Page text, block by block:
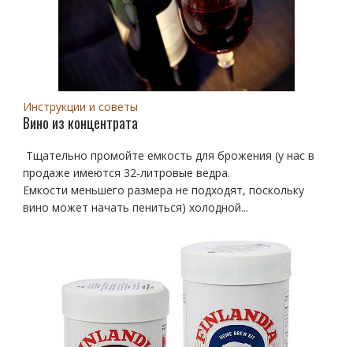
Инструкции и советы
Вино из концентрата
Тщательно промойте емкость для брожения (у нас в
продаже имеются 32-литровые ведра.
Емкости меньшего размера не подходят, поскольку
вино может начать пениться) холодной...